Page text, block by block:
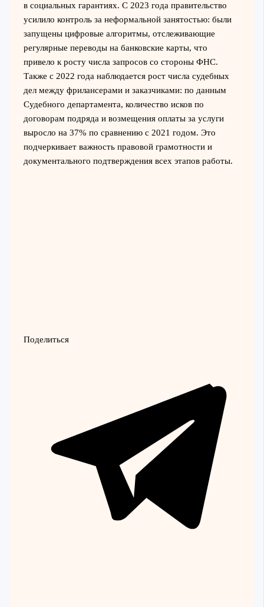
в социальных гарантиях. С 2023 года правительство
усилило контроль за неформальной занятостью: были
запущены цифровые алгоритмы, отслеживающие
регулярные переводы на банковские карты, что
привело к росту числа запросов со стороны ФНС.
Также с 2022 года наблюдается рост числа судебных
дел между фрилансерами и заказчиками: по данным
Судебного департамента, количество исков по
договорам подряда и возмещения оплаты за услуги
выросло на 37% по сравнению с 2021 годом. Это
подчеркивает важность правовой грамотности и
документального подтверждения всех этапов работы.
Поделиться